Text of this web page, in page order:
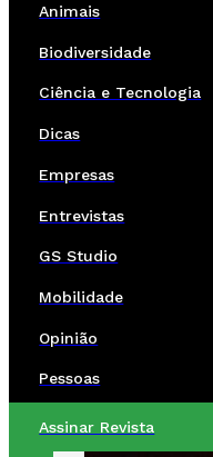
Animais
Biodiversidade
Ciência e Tecnologia
Dicas
Empresas
Entrevistas
GS Studio
Mobilidade
Opinião
Pessoas
Assinar Revista